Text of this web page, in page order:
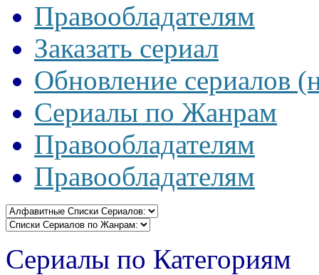
Правообладателям
Заказать сериал
Обновление сериалов
Сериалы по Жанрам
Правообладателям
Правообладателям
Сериалы по Категориям